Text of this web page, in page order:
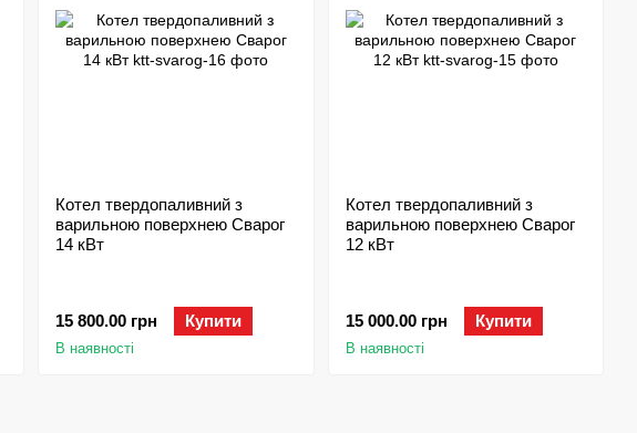
Котел твердопаливний з
варильною поверхнею Сварог
14 кВт
15 800.00 грн Купити
В наявності
Котел твердопаливний з
варильною поверхнею Сварог
12 кВт
15 000.00 грн Купити
В наявності